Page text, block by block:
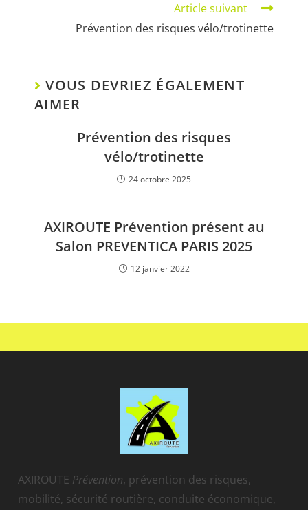
Article suivant
Prévention des risques vélo/trotinette
VOUS DEVRIEZ ÉGALEMENT
AIMER
Prévention des risques
vélo/trotinette
24 octobre 2025
AXIROUTE Prévention présent au
Salon PREVENTICA PARIS 2025
12 janvier 2022
AXIROUTE Prévention, prévention des risques,
mobilité, sécurité routière, conduite économique,